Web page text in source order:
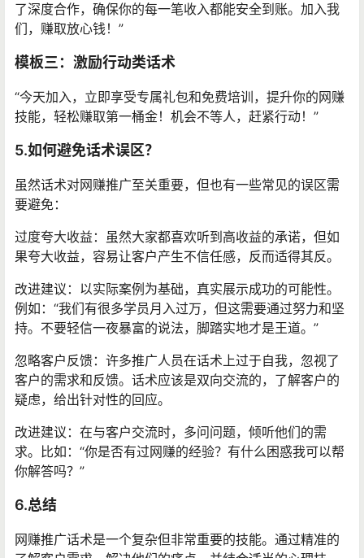
了深度合作，确保你的每一笔收入都能安全到账。加入我
们，赚取放心钱！”
模板三：激励行动类话术
“今天加入，立即享受专属礼包和免费培训，提升你的网赚
技能，轻松赚取第一桶金！机会不等人，赶紧行动！”
5.如何避免话术误区？
虽然话术对网赚推广至关重要，但也有一些常见的误区需
要避免：
过度夸大收益：虽然大家都喜欢听到高收益的承诺，但如
果夸大收益，容易让客户产生不信任感，反而适得其反。
改进建议：以实际案例为基础，真实展示成功的可能性。
例如：“我们有很多学员月入过万，但这需要通过努力和坚
持。不要轻信一夜暴富的说法，脚踏实地才是王道。”
忽略客户反馈：许多推广人员在话术上过于自我，忽视了
客户的需求和反馈。话术应该是双向交流的，了解客户的
疑虑，给出针对性的回应。
改进建议：在与客户交流时，多问问题，倾听他们的需
求。比如：“你是否有过网赚的经验？有什么困惑我可以帮
你解答吗？”
6.总结
网赚推广话术是一个复杂但非常重要的技能。通过精准的